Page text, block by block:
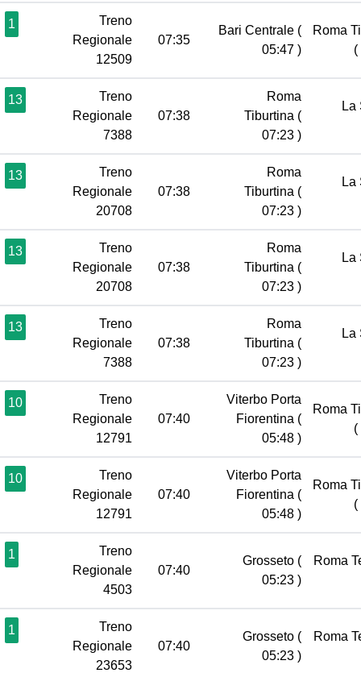
1
Treno
Regionale
12509
07:35
Bari Centrale (
05:47 )
Roma
(
13
Treno
Regionale
7388
07:38
Roma
Tiburtina (
07:23 )
La
13
Treno
Regionale
20708
07:38
Roma
Tiburtina (
07:23 )
La
13
Treno
Regionale
20708
07:38
Roma
Tiburtina (
07:23 )
La
13
Treno
Regionale
7388
07:38
Roma
Tiburtina (
07:23 )
La
10
Treno
Regionale
12791
07:40
Viterbo Porta
Fiorentina (
05:48 )
Roma
(
10
Treno
Regionale
12791
07:40
Viterbo Porta
Fiorentina (
05:48 )
Roma
(
1
Treno
Regionale
4503
07:40
Grosseto (
05:23 )
Roma
1
Treno
Regionale
23653
07:40
Grosseto (
05:23 )
Roma